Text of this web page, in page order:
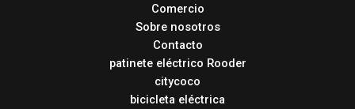
Comercio
Sobre nosotros
Contacto
patinete eléctrico Rooder
citycoco
bicicleta eléctrica